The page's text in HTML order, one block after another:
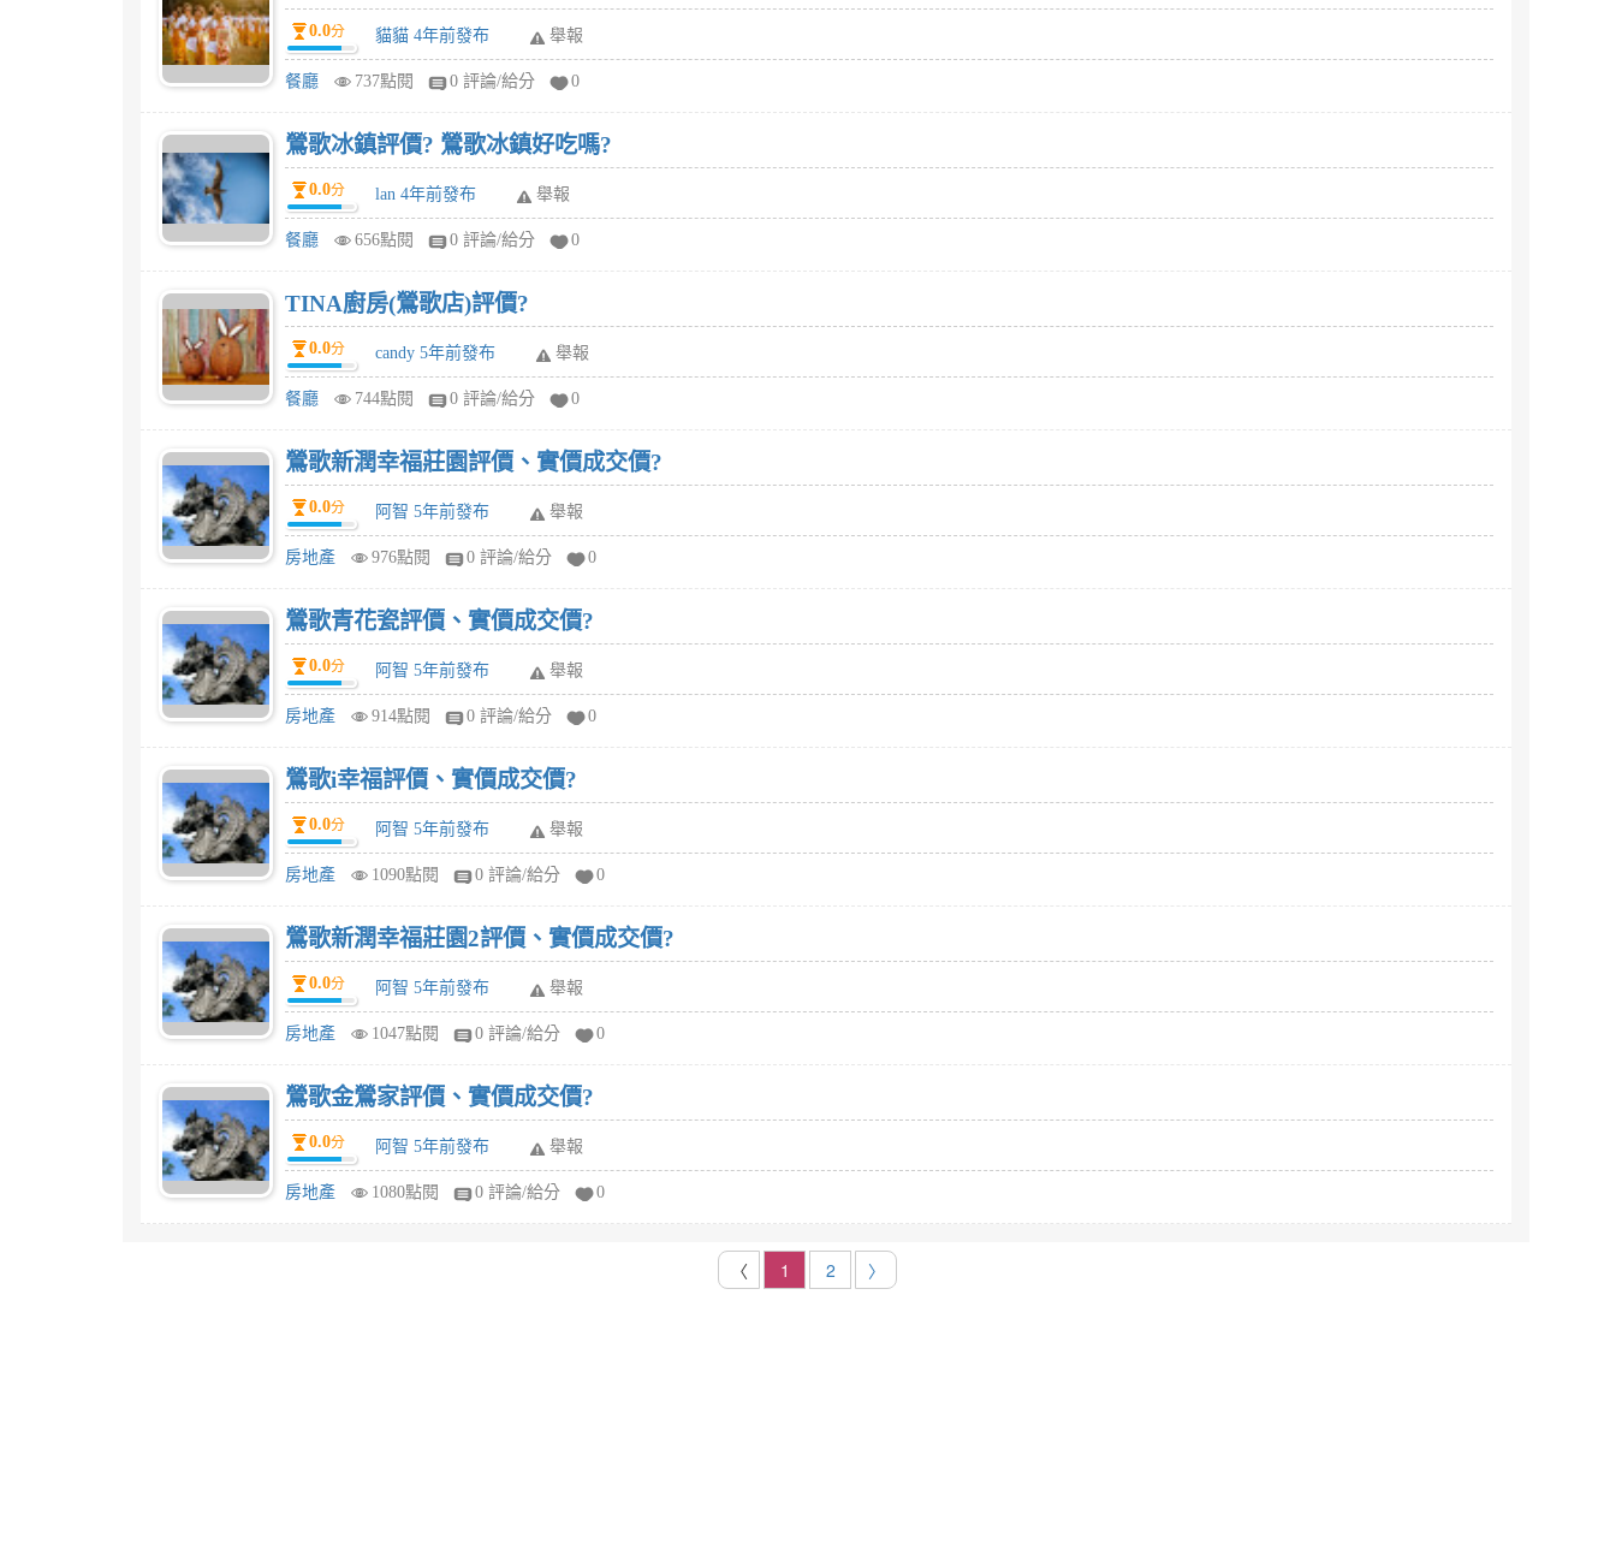
0.0分 貓貓 4年前發布 舉報
餐廳 737點閱 0 評論/給分 0
鶯歌冰鎮評價? 鶯歌冰鎮好吃嗎?
0.0分 lan 4年前發布 舉報
餐廳 656點閱 0 評論/給分 0
TINA廚房(鶯歌店)評價?
0.0分 candy 5年前發布 舉報
餐廳 744點閱 0 評論/給分 0
鶯歌新潤幸福莊園評價、實價成交價?
0.0分 阿智 5年前發布 舉報
房地產 976點閱 0 評論/給分 0
鶯歌青花瓷評價、實價成交價?
0.0分 阿智 5年前發布 舉報
房地產 914點閱 0 評論/給分 0
鶯歌i幸福評價、實價成交價?
0.0分 阿智 5年前發布 舉報
房地產 1090點閱 0 評論/給分 0
鶯歌新潤幸福莊園2評價、實價成交價?
0.0分 阿智 5年前發布 舉報
房地產 1047點閱 0 評論/給分 0
鶯歌金鶯家評價、實價成交價?
0.0分 阿智 5年前發布 舉報
房地產 1080點閱 0 評論/給分 0
〈 1 2 〉